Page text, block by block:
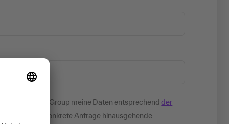
der Haufe Group meine Daten entsprechendder
über diese konkrete Anfrage hinausgehende